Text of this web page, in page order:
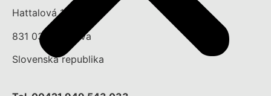
Hattalová 12/a
831 03 Bratislava
Slovenská republika